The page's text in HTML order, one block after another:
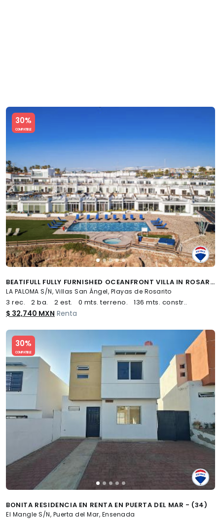
30%
COMPATIBLE
Slide 1 of 5
BEATIFULL FULLY FURNISHED OCEANFRONT VILLA IN ROSARITO - (34)
LA PALOMA S/N, Villas San Ángel, Playas de Rosarito
3 rec. 2 ba. 2 est. 0 mts. terreno. 136 mts. constr..
$ 32,740 MXN Renta
30%
COMPATIBLE
Slide 1 of 5
BONITA RESIDENCIA EN RENTA EN PUERTA DEL MAR - (34)
El Mangle S/N, Puerta del Mar, Ensenada